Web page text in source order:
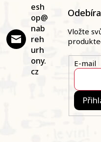
esh
op@
nab
reh
urh
ony.
cz
Vložte
E-mail